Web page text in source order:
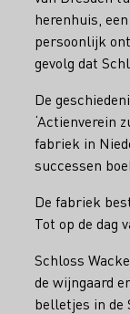
herenhuis,
persoonlijk
gevolg dat
De
‘Actienverein
fabriek in
successen
De fabriek
Tot op de dag
Schloss
de wijngaard
belletjes in de